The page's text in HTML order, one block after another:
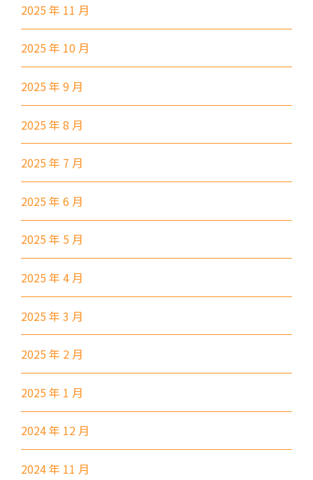
保姆車2
前往方法
港灣豪庭分校
K16
前往方法
土瓜灣分校
港鐵
巴士
3B, 5, 5A, 5C, 5D, 11, 11B,
26, 28, 61X, 85A, 85C, 93K,
小巴
28M, 49
2025 年 11 月
2025 年 10 月
2025 年 9 月
2025 年 8 月
2025 年 7 月
2025 年 6 月
2025 年 5 月
2025 年 4 月
2025 年 3 月
2025 年 2 月
2025 年 1 月
2024 年 12 月
2024 年 11 月